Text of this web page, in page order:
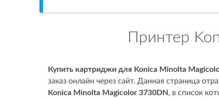
Принтер
Купить картриджи для Konica Minolta
заказ онлайн через сайт. Данная страница
Konica Minolta Magicolor 3730DN, в список